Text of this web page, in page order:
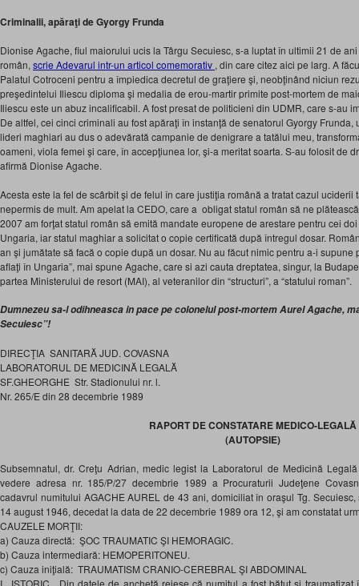
Criminalii, apăraţi de Gyorgy Frunda
Dionise Agache, fiul maiorului ucis la Târgu Secuiesc, s-a luptat în ultimii 21 de
român, scrie Adevarul intr-un articol comemorativ , din care citez aici pe larg. A
Palatul Cotroceni pentru a împiedica decretul de graţiere şi, neobţinând niciun
preşedintelui Iliescu diploma şi medalia de erou-martir primite post-mortem de
Iliescu este un abuz incalificabil. A fost presat de politicieni din UDMR, care s-au
De altfel, cei cinci criminali au fost apăraţi în instanţă de senatorul Gyorgy
lideri maghiari au dus o adevărată campanie de denigrare a tatălui meu,
oameni, viola femei şi care, în accepţiunea lor, şi-a meritat soarta. S-au folosit de
afirmă Dionise Agache.
Acesta este la fel de scârbit şi de felul în care justiţia română a tratat cazul uciderii
nepermis de mult. Am apelat la CEDO, care a obligat statul român să ne
2007 am forţat statul român să emită mandate europene de arestare pentru cei
Ungaria, iar statul maghiar a solicitat o copie certificată după întregul dosar.
an şi jumătate să facă o copie după un dosar. Nu au făcut nimic pentru a-i
aflaţi în Ungaria”, mai spune Agache, care si azi cauta dreptatea, singur, la
partea Ministerului de resort (MAI), al veteranilor din “structuri”, a “statului roman”.
Dumnezeu sa-l odihneasca in pace pe colonelul post-mortem Aurel Agache,
Secuiesc”!
DIRECŢIA SANITARĂ JUD. COVASNA
LABORATORUL DE MEDICINĂ LEGALĂ
SF.GHEORGHE Str. Stadionului nr. l.
Nr. 265/E din 28 decembrie 1989
RAPORT DE CONSTATARE MEDICO-LEGALĂ
(AUTOPSIE)
Subsemnatul, dr. Creţu Adrian, medic legist la Laboratorul de Medicină
vedere adresa nr. 185/P/27 decembrie 1989 a Procuraturii Judeţene
cadavrul numitului AGACHE AUREL de 43 ani, domiciliat în oraşul Tg.
14 august 1946, decedat la data de 22 decembrie 1989 ora 12, şi am constatat
CAUZELE MORŢII:
a) Cauza directă: ŞOC TRAUMATIC ŞI HEMORAGIC.
b) Cauza intermediară: HEMOPERITONEU.
c) Cauza iniţială: TRAUMATISM CRANIO-CEREBRAL ŞI ABDOMINAL
I. ISTORIC. Din datele de anchetă reiese că numitul a fost bătut şi traumatizat